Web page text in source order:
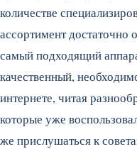
количестве
ассортимент достаточно
самый подходящий
качественный,
интернете, читая
которые уже
же прислушаться к